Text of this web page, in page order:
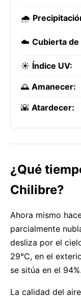
🌧️
☁️ Cubierta de
☀️ Índice UV:
🌅 Amanecer:
🌇 Atardecer:
¿Qué
Chilibre?
Ahora mismo
parcialmente
desliza por el
29°C, en el
se sitúa en el 94%.
La calidad del